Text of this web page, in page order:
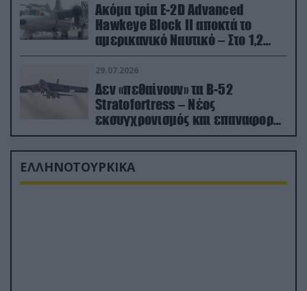
Ακόμα τρία E-2D Advanced
Hawkeye Block II αποκτά το
αμερικανικό Ναυτικό – Στο 1,2
δισ.δολάρια το κόστος
29.07.2026
Δεν «πεθαίνουν» τα Β-52
Stratofortress – Νέος
εκσυγχρονισμός και επαναφορά
από τα «νεκροταφεία»
ΕΛΛΗΝΟΤΟΥΡΚΙΚΑ